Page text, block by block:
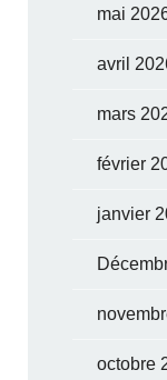
mai
avril
mars
février
janvier
octobre